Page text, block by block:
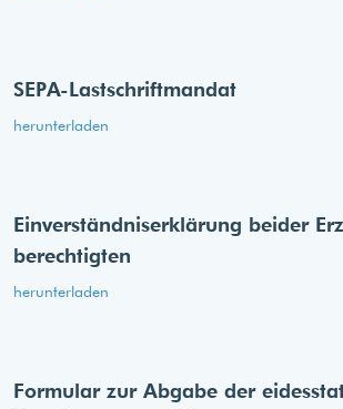
SEPA-Lastschriftmandat
herunterladen
Einverständnis­erklärung beider
berechtigten
herunterladen
Formular zur Abgabe der